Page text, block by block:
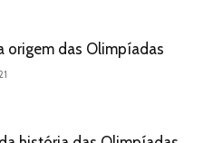
origem das Olimpíadas